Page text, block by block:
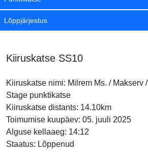
Lõppjärjestus
Kiiruskatse SS10
Kiiruskatse nimi: Milrem Ms. / Makserv
Stage punktikatse
Kiiruskatse distants: 14.10km
Toimumise kuupäev: 05. juuli 2025
Alguse kellaaeg: 14:12
Staatus: Lõppenud